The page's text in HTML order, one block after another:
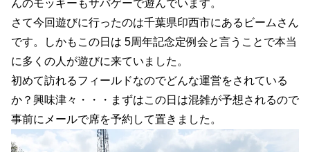
んのモッキーもサバゲーで遊んでいます。
さて今回遊びに行ったのは千葉県印西市にあるビームさん
です。しかもこの日は 5周年記念定例会と言うことで本当
に多くの人が遊びに来ていました。
初めて訪れるフィールドなのでどんな運営をされている
か？興味津々・・・まずはこの日は混雑が予想されるので
事前にメールで席を予約して置きました。